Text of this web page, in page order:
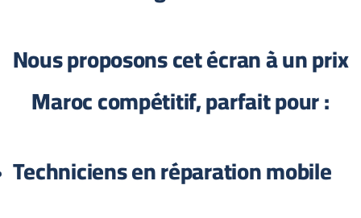
Nous proposons cet écran à un prix
Maroc compétitif, parfait pour :
Techniciens en réparation mobile